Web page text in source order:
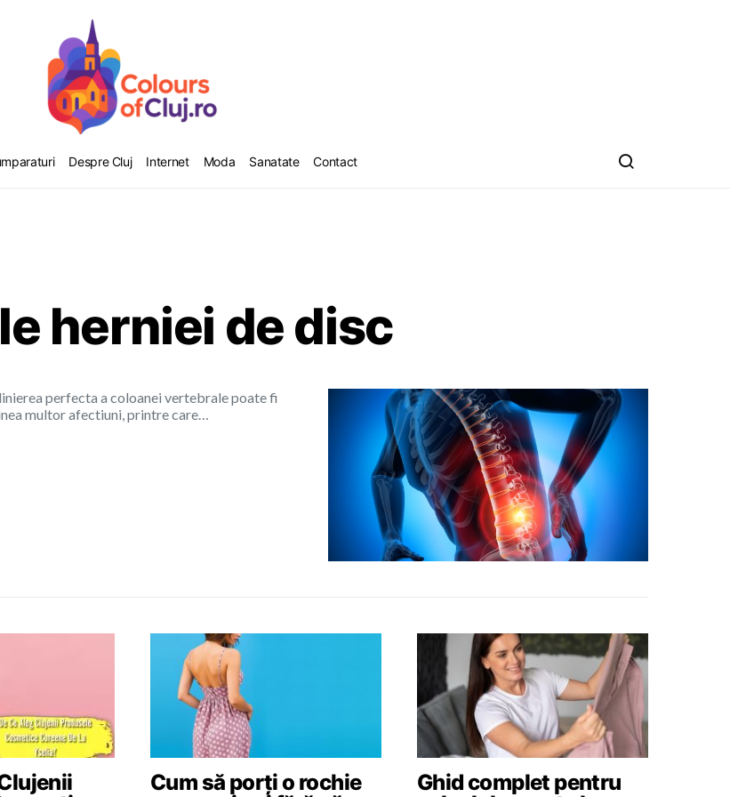
Despre Cluj Internet Moda Sanatate Contact
herniei de disc
perfecta a coloanei vertebrale poate fi
multor afectiuni, printre care…
Cum să porți o rochie
Ghid complet pentru